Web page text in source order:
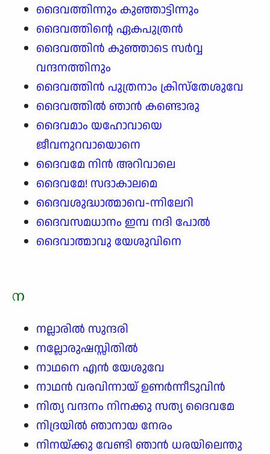
ദൈവത്തിന്നും കുഞ്ഞാട്ടിന്നും
ദൈവത്തിന്റെ ഏകപുത്രൻ
ദൈവത്തിൻ കുഞ്ഞാടെ സർവ്വ
വന്ദനത്തിനും
ദൈവത്തിൻ പുത്രനാം ക്രിസ്തേശുവേ
ദൈവത്തിൽ ഞാൻ കണ്ടൊരു
ദൈവമാം യഹോവായെ
ജീവനുറവായൊനെ
ദൈവമേ നിൻ അറിവാലെ
ദൈവമേ! സദാകാലമെ
ദൈവശുദ്ധാത്മാവെ-ന്നിലേറി
ദൈവസമധാനം ഇമ്പ നദി പോൽ
ദൈവാത്മാവു യേശുവിനെ
ന
നല്ലാരിൽ സുന്ദരി
നല്ലോരുഷസ്സിതിൽ
നാഥനെ എൻ യേശുവേ
നാഥൻ വരവിന്നായ് ഉണർന്നീടുവിൻ
നിത്യ വന്ദനം നിനക്കു സത്യ ദൈവമേ
നിദ്രയിൽ ഞാനായ നേരം
നിനയ്ക്കു വേണ്ടി ഞാൻ ധരയിലെന്തു